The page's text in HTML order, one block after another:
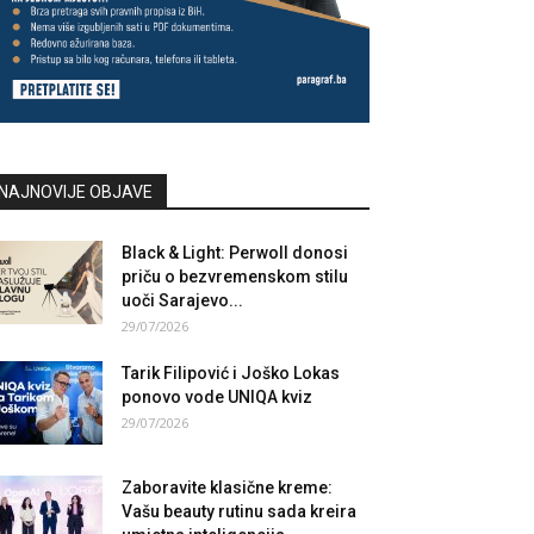
OBJAVE
Black & Light: Perwoll donosi
priču o bezvremenskom stilu
uoči Sarajevo...
29/07/2026
Tarik Filipović i Joško Lokas
ponovo vode UNIQA kviz
29/07/2026
Zaboravite klasične kreme:
Vašu beauty rutinu sada kreira